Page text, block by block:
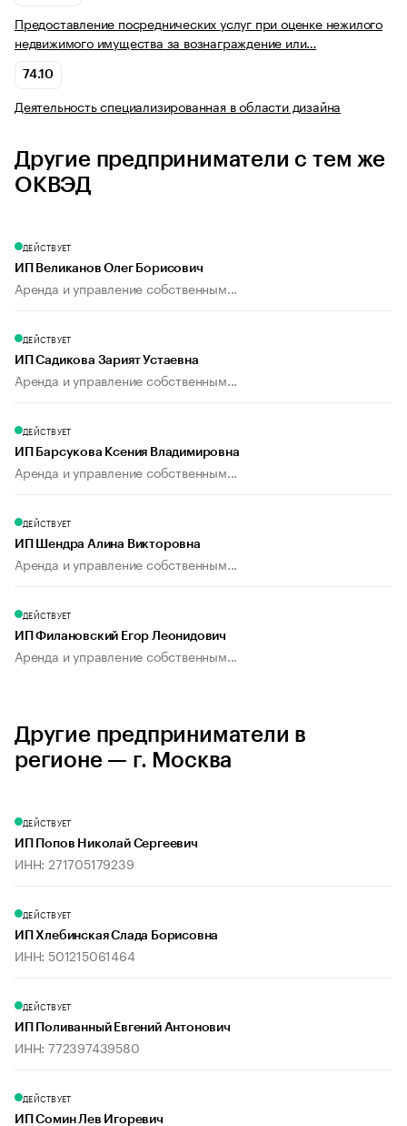
Предоставление посреднических услуг при оценке нежилого
недвижимого имущества за вознаграждение или…
74.10
Деятельность специализированная в области дизайна
Другие предприниматели с тем же
ОКВЭД
ДЕЙСТВУЕТ
ИП Великанов Олег Борисович
Аренда и управление собственным...
ДЕЙСТВУЕТ
ИП Садикова Зарият Устаевна
Аренда и управление собственным...
ДЕЙСТВУЕТ
ИП Барсукова Ксения Владимировна
Аренда и управление собственным...
ДЕЙСТВУЕТ
ИП Шендра Алина Викторовна
Аренда и управление собственным...
ДЕЙСТВУЕТ
ИП Филановский Егор Леонидович
Аренда и управление собственным...
Другие предприниматели в
регионе — г. Москва
ДЕЙСТВУЕТ
ИП Попов Николай Сергеевич
ИНН: 271705179239
ДЕЙСТВУЕТ
ИП Хлебинская Слада Борисовна
ИНН: 501215061464
ДЕЙСТВУЕТ
ИП Поливанный Евгений Антонович
ИНН: 772397439580
ДЕЙСТВУЕТ
ИП Сомин Лев Игоревич